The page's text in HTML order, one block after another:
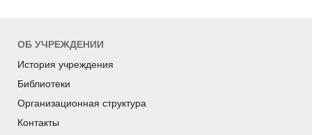
ОБ УЧРЕЖДЕНИИ
История учреждения
Библиотеки
Организационная структура
Контакты